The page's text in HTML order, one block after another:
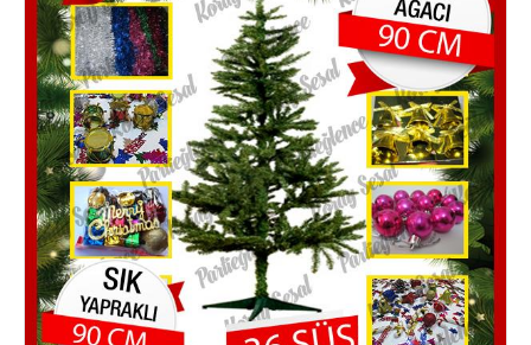
noel ışığı
Yılbaşı Ağacı Süsleri
yılbaşı ağacı toptan
Yılbaşı Ağaçları
Yılbaşı Aksesuarları
yılbaşı balonu
yılbaşı çorapları & çuvalı
yılbaşı dekor süsleri